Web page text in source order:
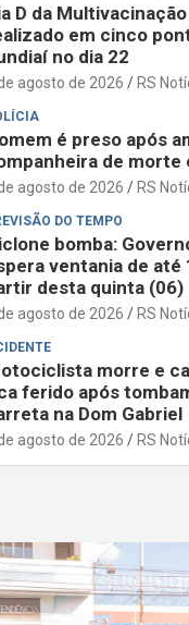
D da
em cinco
no dia 22
agosto de 2026 RS
é preso após
de morte
agosto de 2026 RS
DO TEMPO
bomba:
ventania de até
desta quinta (06)
agosto de 2026 RS
morre e
ferido após
na Dom Gabriel
agosto de 2026 RS